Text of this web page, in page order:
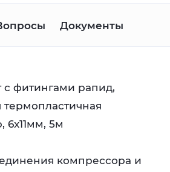
Документы
с фитингами рапид,
термопластичная
6x11мм, 5м
компрессора и